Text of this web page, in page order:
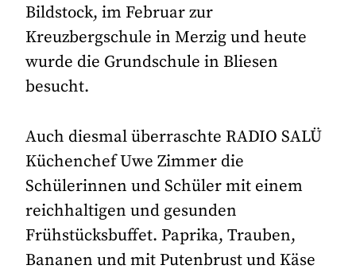
Bildstock, im Februar zur
Kreuzbergschule in Merzig und heute
wurde die Grundschule in Bliesen
besucht.
Auch diesmal überraschte RADIO SALÜ
Küchenchef Uwe Zimmer die
Schülerinnen und Schüler mit einem
reichhaltigen und gesunden
Frühstücksbuffet. Paprika, Trauben,
Bananen und mit Putenbrust und Käse